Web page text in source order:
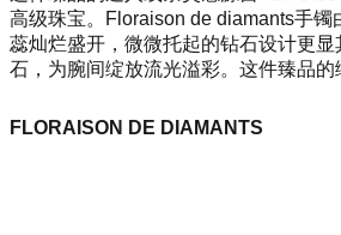
高级珠宝。Floraison de diamants手
蕊灿烂盛开，微微托起的钻石设计更
石，为腕间绽放流光溢彩。这件臻品的
FLORAISON DE DIAMANTS